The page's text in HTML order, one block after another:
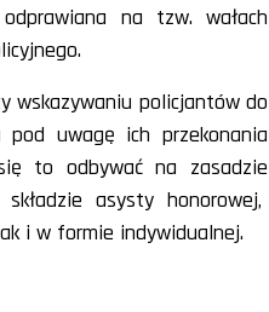
na tzw. wałach
wskazywaniu policjantów do
pod uwagę ich przekonania
to odbywać na zasadzie
asysty honorowej,
i w formie indywidualnej.